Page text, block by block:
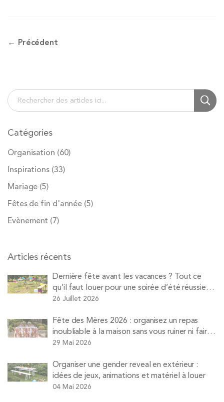
← Précédent
Chercher
Catégories
Organisation (60)
Inspirations (33)
Mariage (5)
Fêtes de fin d'année (5)
Evènement (7)
Articles récents
Dernière fête avant les vacances ? Tout ce
qu’il faut louer pour une soirée d’été réussie
avec Pops
26 Juillet 2026
Fête des Mères 2026 : organisez un repas
inoubliable à la maison sans vous ruiner ni faire
la vaisselle
29 Mai 2026
Organiser une gender reveal en extérieur :
idées de jeux, animations et matériel à louer
04 Mai 2026